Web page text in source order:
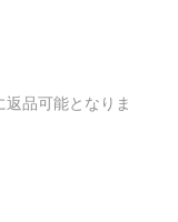
品可能となりま